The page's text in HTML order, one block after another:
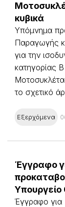
κυβικά
Υπόμνημα
Παραγωγής
για την
κατηγορίας
το σχετικό
Εξερχόμενα
Έγγραφο
Υπουργείο
Έγγραφο για